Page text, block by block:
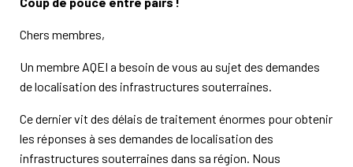
Chers membres,
Un membre AQEI a besoin de vous au sujet des demandes
de localisation des infrastructures souterraines.
Ce dernier vit des délais de traitement énormes pour obtenir
les réponses à ses demandes de localisation des
infrastructures souterraines dans sa région. Nous